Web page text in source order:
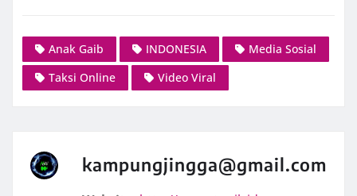
Anak Gaib INDONESIA
Media Sosial
Taksi Online
Video Viral
kampungjingga@gmail.com